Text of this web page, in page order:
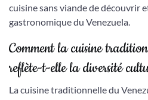
cuisine sans viande de découvrir
gastronomique du Venezuela.
Comment la cuisine
reflète-t-elle la diversité
La cuisine traditionnelle du